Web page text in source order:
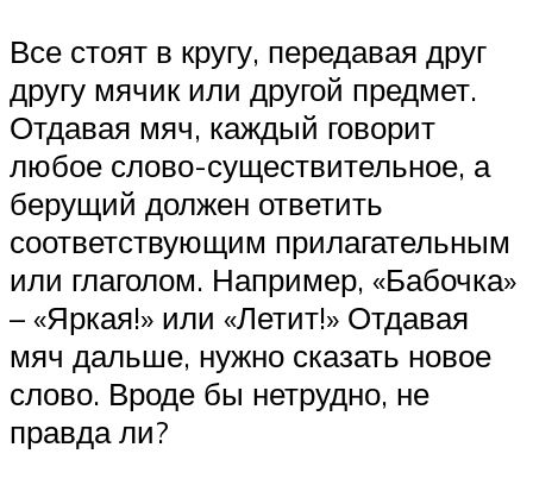
Все стоят в кругу, передавая друг
другу мячик или другой предмет.
Отдавая мяч, каждый говорит
любое слово-существительное, а
берущий должен ответить
соответствующим прилагательным
или глаголом. Например, «Бабочка»
– «Яркая!» или «Летит!» Отдавая
мяч дальше, нужно сказать новое
слово. Вроде бы нетрудно, не
правда ли?